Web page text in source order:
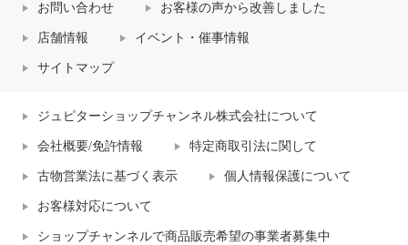
お問い合わせ お客様の声から改善しました
店舗情報 イベント・催事情報
サイトマップ
ジュピターショップチャンネル株式会社について
会社概要/免許情報 特定商取引法に関して
古物営業法に基づく表示 個人情報保護について
お客様対応について
ショップチャンネルで商品販売希望の事業者募集中